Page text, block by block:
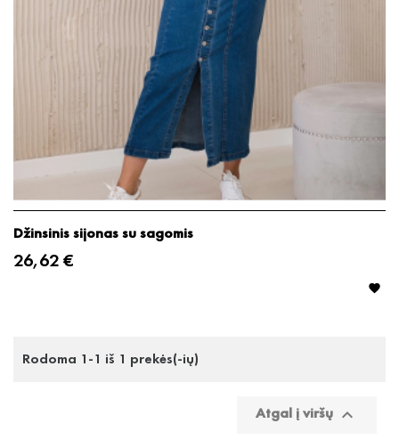
Džinsinis sijonas su sagomis
26,62 €

Rodoma 1-1 iš 1 prekės(-ių)
Atgal į viršų 